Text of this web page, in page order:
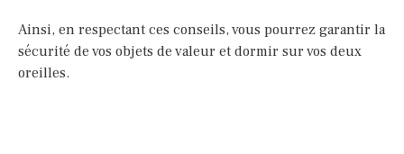
Ainsi, en respectant ces conseils, vous pourrez garantir la
sécurité de vos objets de valeur et dormir sur vos deux
oreilles.